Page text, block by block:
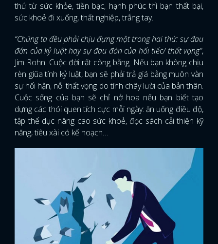
thứ từ sức khỏe, tiền bạc, hạnh phúc thì bạn thất bại,
sức khoẻ đi xuống, thất nghiệp, trắng tay.
“Chúng ta đều phải chịu đựng một trong hai thứ: sự đau
đớn của kỷ luật hay sự đau đớn của hối tiếc/ thất vọng”,
Jim Rohn. Cuộc đời rất công bằng. Nếu bạn không chịu
rèn giũa tính kỷ luật, bạn sẽ phải trả giá bằng muôn vàn
sự hối hận, nỗi thất vọng do tính chây lười của bản thân.
Cuộc sống của bạn sẽ chỉ nở hoa nếu bạn biết tạo
dựng các thói quen tích cực mỗi ngày: ăn uống điều độ,
tập thể dục nâng cao sức khoẻ, đọc sách cải thiện kỹ
năng, tiêu xài có kế hoạch…